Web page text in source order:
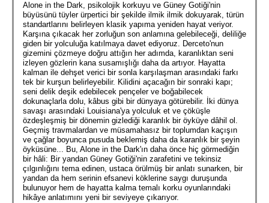
Alone in the Dark, psikolojik korkuyu ve Güney Gotiği'nin
büyüsünü tüyler ürpertici bir şekilde ilmik ilmik dokuyarak, türün
standartlarını belirleyen klasik yapıma yeniden hayat veriyor.
Karşına çıkacak her zorluğun son anlamına gelebileceği, deliliğe
giden bir yolculuğa katılmaya davet ediyoruz. Derceto'nun
gizemini çözmeye doğru attığın her adımda, karanlıktan seni
izleyen gözlerin kana susamışlığı daha da artıyor. Hayatta
kalman ile dehşet verici bir sonla karşılaşman arasındaki farkı
tek bir kurşun belirleyebilir. Kilidini açacağın bir sonraki kapı;
seni delik deşik edebilecek pençeler ve boğabilecek
dokunaçlarla dolu, kâbus gibi bir dünyaya götürebilir. İki dünya
savaşı arasındaki Louisiana'ya yolculuk et ve çöküşle
özdeşleşmiş bir dönemin gizlediği karanlık bir öyküye dâhil ol.
Geçmiş travmalardan ve müsamahasız bir toplumdan kaçışın
ve çağlar boyunca pusuda beklemiş daha da karanlık bir şeyin
öyküsüne... Bu, Alone in the Dark'ın daha önce hiç görmediğin
bir hâli: Bir yandan Güney Gotiği'nin zarafetini ve tekinsiz
çılgınlığını tema edinen, ustaca örülmüş bir anlatı sunarken, bir
yandan da hem serinin efsanevi köklerine saygı duruşunda
bulunuyor hem de hayatta kalma temalı korku oyunlarındaki
hikâye anlatımını yeni bir seviyeye çıkarıyor.